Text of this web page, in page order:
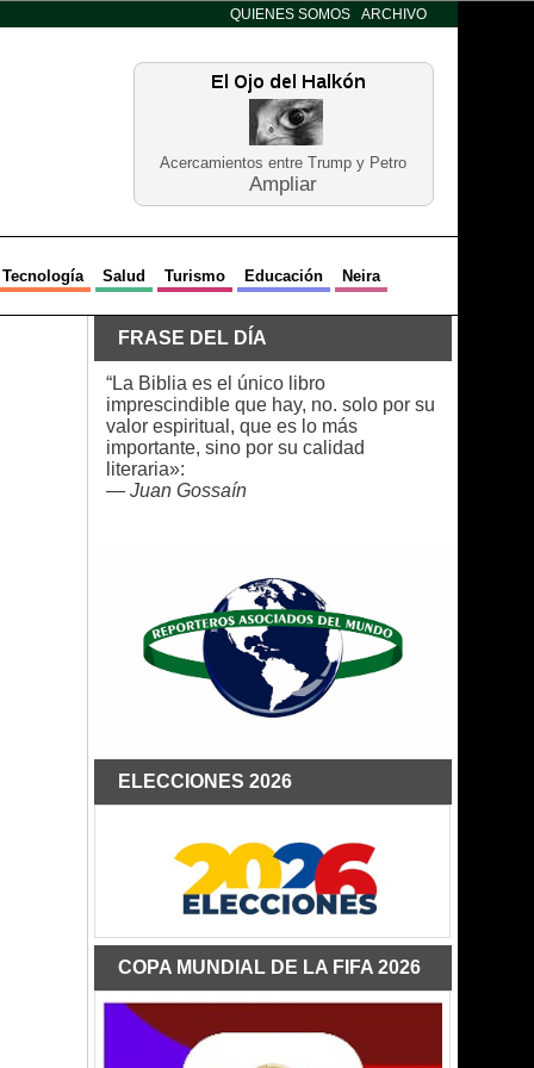
QUIENES SOMOS ARCHIVO
Acercamientos entre Trump y Petro
Ampliar
Tecnología Salud Turismo Educación Neira
FRASE DEL DÍA
“La Biblia es el único libro
imprescindible que hay, no. solo por su
valor espiritual, que es lo más
importante, sino por su calidad
literaria»:
— Juan Gossaín
ELECCIONES 2026
COPA MUNDIAL DE LA FIFA 2026